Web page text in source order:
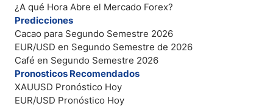
¿A qué Hora Abre el Mercado Forex?
Predicciones
Cacao para Segundo Semestre 2026
EUR/USD en Segundo Semestre de 2026
Café en Segundo Semestre 2026
Pronosticos Recomendados
XAUUSD Pronóstico Hoy
EUR/USD Pronóstico Hoy